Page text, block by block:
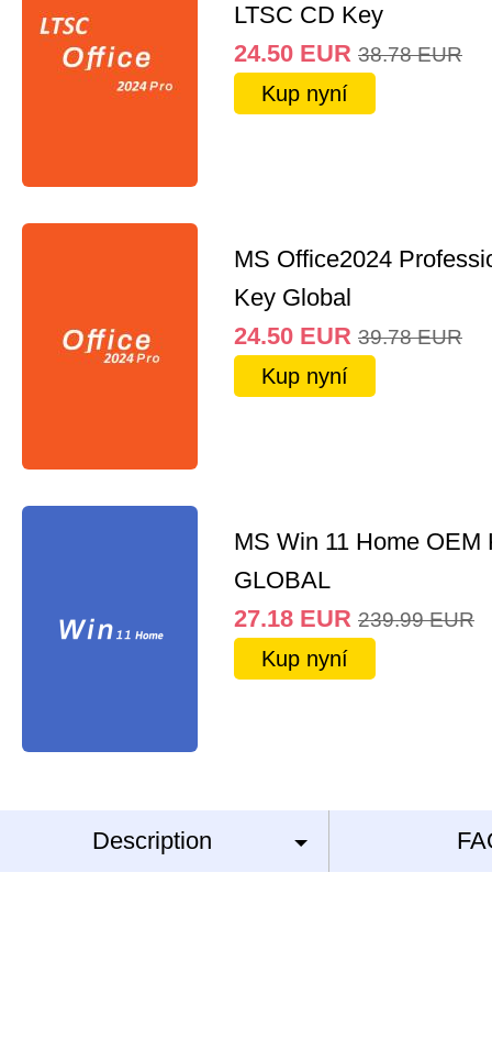
LTSC CD Key
24.50 EUR 38.78 EUR
Kup nyní
MS Office2024
Key Global
24.50 EUR 39.78 EUR
Kup nyní
MS Win 11 Home OEM
GLOBAL
27.18 EUR 239.99 EUR
Kup nyní
Description